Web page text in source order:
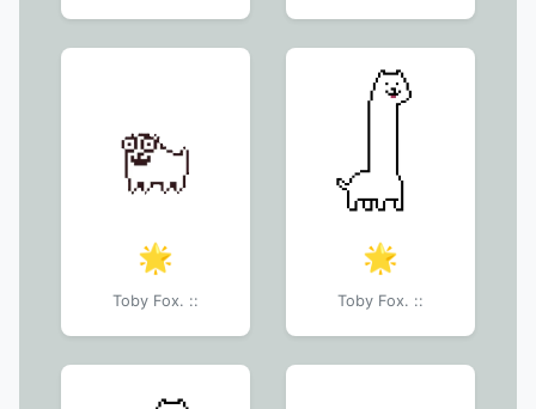
🌟
Toby Fox. ::
🌟
Toby Fox. ::